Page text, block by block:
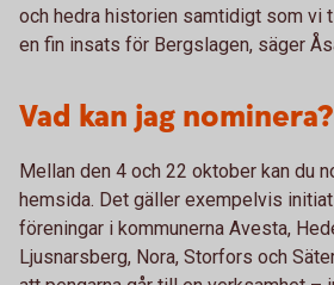
och hedra historien samtidigt som vi
en fin insats för Bergslagen, säger
Vad kan jag nominera?
Mellan den 4 och 22 oktober kan du
hemsida. Det gäller exempelvis
föreningar i kommunerna Avesta,
Ljusnarsberg, Nora, Storfors och